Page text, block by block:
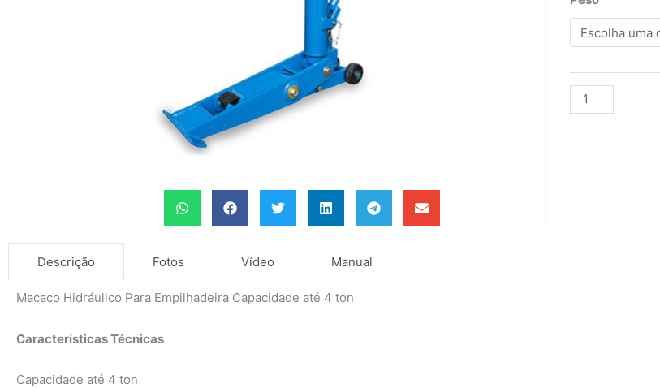
Descrição Fotos Vídeo Manual
Macaco Hidráulico Para Empilhadeira Capacidade até 4 ton
Características Técnicas
Capacidade até 4 ton